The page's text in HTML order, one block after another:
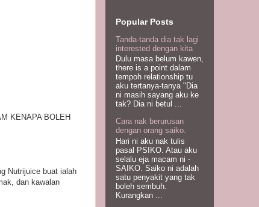
KENAPA BOLEH
Nutrijuice buat ialah
dan kawalan
Popular Posts
Tanda-tanda dia tak lagi
interested dengan kita
Dulu masa belum kawen,
there is a point dalam
tempoh relationship tu
aku tertanya-tanya "Dia
ni masih sayang aku ke
tak? Dia ni betul ...
Cara nak berurusan
dengan orang saiko.
Hari ni aku nak tulis
pasal PSIKO. Atau aku
selalu eja macam ni -
SAIKO. Saiko ni adalah
satu penyakit yang tak
boleh sembuh.
Kurangkan ...